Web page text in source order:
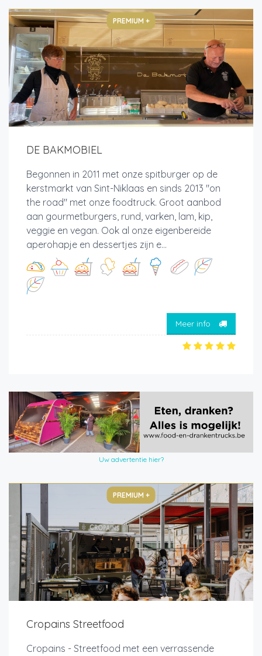
PREMIUM +
DE BAKMOBIEL
Begonnen in 2011 met onze spitburger op de
kerstmarkt van Sint-Niklaas en sinds 2013 "on
the road" met onze foodtruck. Groot aanbod
aan gourmetburgers, rund, varken, lam, kip,
veggie en vegan. Ook al onze eigenbereide
aperohapje en dessertjes zijn e...
Meer info
Uw advertentie hier?
PREMIUM +
Cropains Streetfood
Cropains - Streetfood met een verrassende